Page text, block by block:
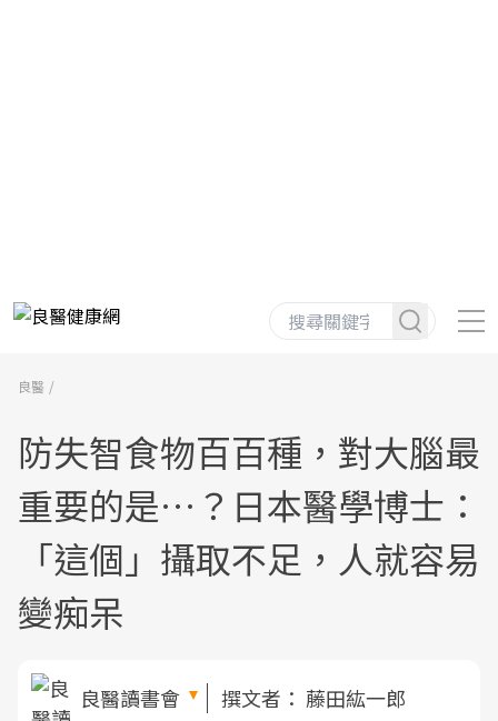
良醫
防失智食物百百種，對大腦最
重要的是…？日本醫學博士：
「這個」攝取不足，人就容易
變痴呆
良醫讀書會 撰文者： 藤田紘一郎